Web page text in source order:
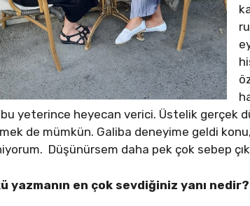
yeterince heyecan verici. Üstelik gerçek
de mümkün. Galiba deneyime geldi
Düşünürsem daha pek çok sebep
yazmanın en çok sevdiğiniz yanı nedir?